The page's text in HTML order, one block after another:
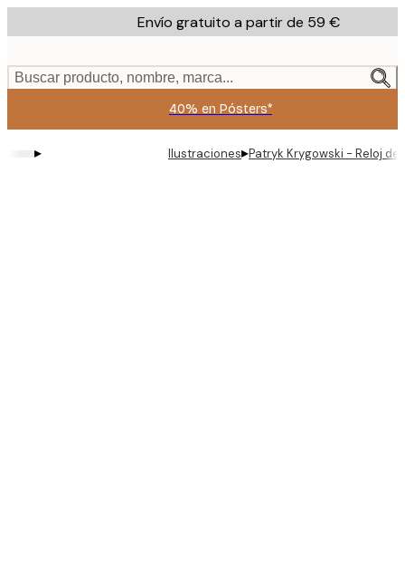
to
content.
Envío gratuito a partir de 59 €
Buscar producto, nombre, marca...
40% en Pósters*
▸ Ilustraciones▸Patryk Krygowski - Reloj